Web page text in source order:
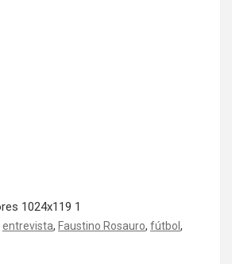
entrevista, Faustino Rosauro, fútbol ,